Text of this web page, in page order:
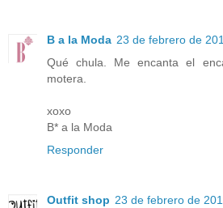
B a la Moda 23 de febrero de
Qué chula. Me encanta el
motera.
xoxo
B* a la Moda
Responder
Outfit shop 23 de febrero de